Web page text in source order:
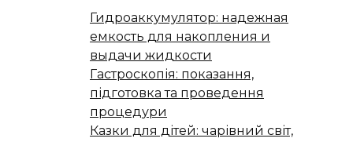
Гидроаккумулятор: надежная
емкость для накопления и
выдачи жидкости
Гастроскопія: показання,
підготовка та проведення
процедури
Казки для дітей: чарівний світ,